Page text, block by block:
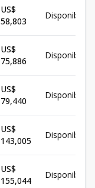
US$
58,803
Disponible
US$
75,886
Disponible
US$
79,440
Disponible
US$
143,005
Disponible
US$
155,044
Disponible